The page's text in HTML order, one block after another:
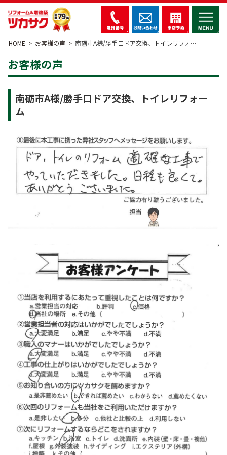
HOME お客様の声 南砺市A様/勝手口ドア交換、トイレリフォ…
お客様の声
南砺市A様/勝手口ドア交換、トイレリフォー
ム